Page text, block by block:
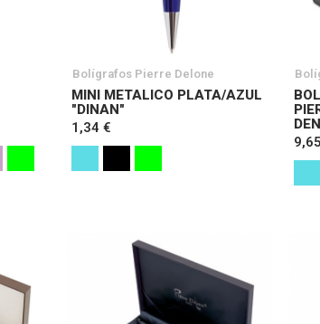
Bolígrafos Pierre Delone
MINI METALICO PLATA/AZUL
"DINAN"
1,34 €